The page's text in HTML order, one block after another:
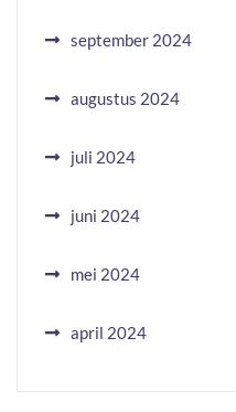
september 2024
augustus 2024
juli 2024
juni 2024
mei 2024
april 2024